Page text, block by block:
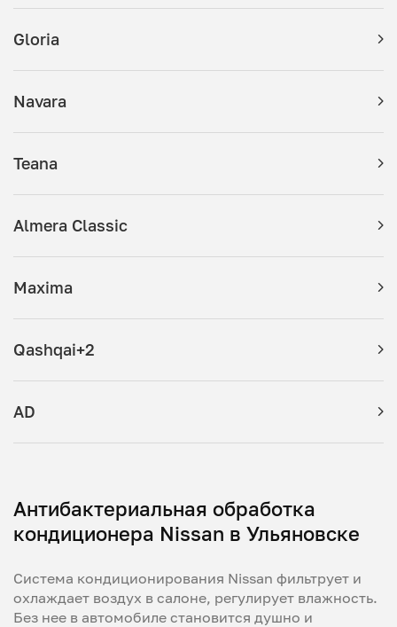
Gloria
Navara
Teana
Almera Classic
Maxima
Qashqai+2
AD
Антибактериальная обработка
кондиционера Nissan в Ульяновске
Система кондиционирования Nissan фильтрует и
охлаждает воздух в салоне, регулирует влажность.
Без нее в автомобиле становится душно и